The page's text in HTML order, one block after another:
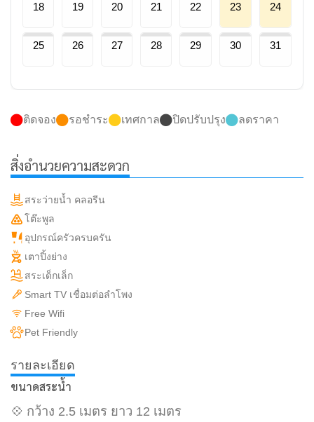
18 19 20 21 22 23 24
25 26 27 28 29 30 31
ติดจอง รอชำระ เทศกาล ปิดปรับปรุง ลดราคา
สิ่งอำนวยความสะดวก
สระว่ายน้ำ คลอรีน
โต๊ะพูล
อุปกรณ์ครัวครบครัน
เตาปิ้งย่าง
สระเด็กเล็ก
Smart TV เชื่อมต่อลำโพง
Free Wifi
Pet Friendly
รายละเอียด
ขนาดสระน้ำ
💠 กว้าง 2.5 เมตร ยาว 12 เมตร